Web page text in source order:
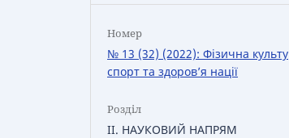
Номер
№ 13 (32) (2022): Фізична
спорт та здоров’я нації
Розділ
IІ. НАУКОВИЙ НАПРЯМ